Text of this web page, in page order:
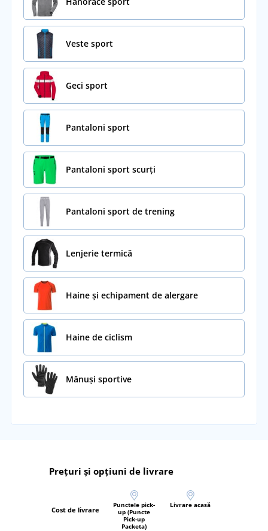
Veste sport
Geci sport
Pantaloni sport
Pantaloni sport scurți
Pantaloni sport de trening
Lenjerie termică
Haine și echipament de alergare
Haine de ciclism
Mănuși sportive
Prețuri și opțiuni de livrare
Cost de livrare
Punctele pick-
up (Puncte
Pick-up
Packeta)
Livrare acasă